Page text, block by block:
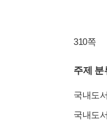
310쪽
주제 분
국내도
국내도